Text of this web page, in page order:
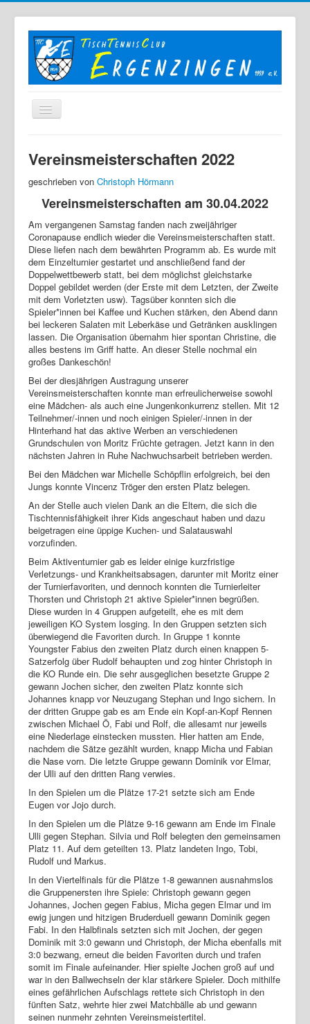
Der TTC
Bilder
Links
Sonstiges
Archiv
Login
Vereinsmeisterschaften 2022
geschrieben von Christoph Hörmann
Vereinsmeisterschaften am 30.04.2022
Am vergangenen Samstag fanden nach zweijähriger
Coronapause endlich wieder die Vereinsmeisterschaften statt.
Diese liefen nach dem bewährten Programm ab. Es wurde mit
dem Einzelturnier gestartet und anschließend fand der
Doppelwettbewerb statt, bei dem möglichst gleichstarke
Doppel gebildet werden (der Erste mit dem Letzten, der Zweite
mit dem Vorletzten usw). Tagsüber konnten sich die
Spieler*innen bei Kaffee und Kuchen stärken, den Abend dann
bei leckeren Salaten mit Leberkäse und Getränken ausklingen
lassen. Die Organisation übernahm hier spontan Christine, die
alles bestens im Griff hatte. An dieser Stelle nochmal ein
großes Dankeschön!
Bei der diesjährigen Austragung unserer
Vereinsmeisterschaften konnte man erfreulicherweise sowohl
eine Mädchen- als auch eine Jungenkonkurrenz stellen. Mit 12
Teilnehmer/-innen und noch einigen Spieler/-innen in der
Hinterhand hat das aktive Werben an verschiedenen
Grundschulen von Moritz Früchte getragen. Jetzt kann in den
nächsten Jahren in Ruhe Nachwuchsarbeit betrieben werden.
Bei den Mädchen war Michelle Schöpflin erfolgreich, bei den
Jungs konnte Vincenz Tröger den ersten Platz belegen.
An der Stelle auch vielen Dank an die Eltern, die sich die
Tischtennisfähigkeit ihrer Kids angeschaut haben und dazu
beigetragen eine üppige Kuchen- und Salatauswahl
vorzufinden.
Beim Aktiventurnier gab es leider einige kurzfristige
Verletzungs- und Krankheitsabsagen, darunter mit Moritz einer
der Turnierfavoriten, und dennoch konnten die Turnierleiter
Thorsten und Christoph 21 aktive Spieler*innen begrüßen.
Diese wurden in 4 Gruppen aufgeteilt, ehe es mit dem
jeweiligen KO System losging. In den Gruppen setzten sich
überwiegend die Favoriten durch. In Gruppe 1 konnte
Youngster Fabius den zweiten Platz durch einen knappen 5-
Satzerfolg über Rudolf behaupten und zog hinter Christoph in
die KO Runde ein. Die sehr ausgeglichen besetzte Gruppe 2
gewann Jochen sicher, den zweiten Platz konnte sich
Johannes knapp vor Neuzugang Stephan und Ingo sichern. In
der dritten Gruppe gab es am Ende ein Kopf-an-Kopf Rennen
zwischen Michael Ö, Fabi und Rolf, die allesamt nur jeweils
eine Niederlage einstecken mussten. Hier hatten am Ende,
nachdem die Sätze gezählt wurden, knapp Micha und Fabian
die Nase vorn. Die letzte Gruppe gewann Dominik vor Elmar,
der Ulli auf den dritten Rang verwies.
In den Spielen um die Plätze 17-21 setzte sich am Ende
Eugen vor Jojo durch.
In den Spielen um die Plätze 9-16 gewann am Ende im Finale
Ulli gegen Stephan. Silvia und Rolf belegten den gemeinsamen
Platz 11. Auf dem geteilten 13. Platz landeten Ingo, Tobi,
Rudolf und Markus.
In den Viertelfinals für die Plätze 1-8 gewannen ausnahmslos
die Gruppenersten ihre Spiele: Christoph gewann gegen
Johannes, Jochen gegen Fabius, Micha gegen Elmar und im
ewig jungen und hitzigen Bruderduell gewann Dominik gegen
Fabi. In den Halbfinals setzten sich mit Jochen, der gegen
Dominik mit 3:0 gewann und Christoph, der Micha ebenfalls mit
3:0 bezwang, erneut die beiden Favoriten durch und trafen
somit im Finale aufeinander. Hier spielte Jochen groß auf und
war in den Ballwechseln der klar stärkere Spieler. Doch mithilfe
eines gefährlichen Aufschlags rettete sich Christoph in den
fünften Satz, wehrte hier zwei Matchbälle ab und gewann
seinen nunmehr zehnten Vereinsmeistertitel.